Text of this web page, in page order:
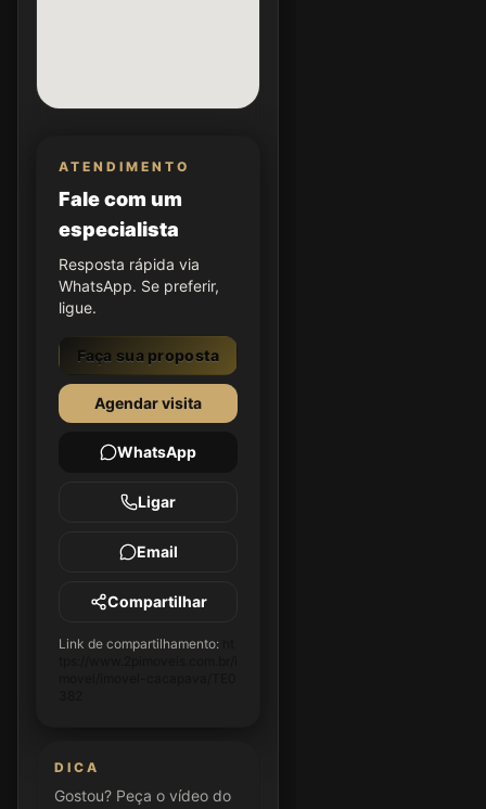
ATENDIMENTO
Fale com um
especialista
Resposta rápida via
WhatsApp. Se preferir,
ligue.
Faça sua proposta
Agendar visita
WhatsApp
Ligar
Email
Compartilhar
Link de compartilhamento:
DICA
Gostou? Peça o vídeo do